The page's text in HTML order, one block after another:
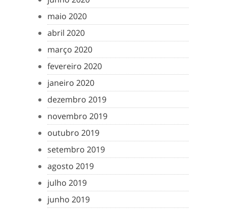
maio 2020
abril 2020
março 2020
fevereiro 2020
janeiro 2020
dezembro 2019
novembro 2019
outubro 2019
setembro 2019
agosto 2019
julho 2019
junho 2019